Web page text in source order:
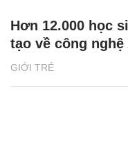
GIỚI TRẺ
Hơn 12.000 học
tạo về công nghệ